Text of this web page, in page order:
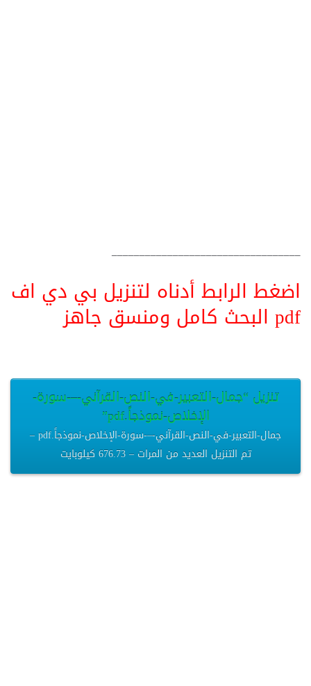
__________________________________
اضغط الرابط أدناه لتنزيل بي دي اف
pdf البحث كامل ومنسق جاهز
تنزيل “جمال-التعبير-في-النص-القرآني-–-سورة-
الإخلاص-نموذجاً.pdf”
جمال-التعبير-في-النص-القرآني-–-سورة-الإخلاص-نموذجاً.pdf –
تم التنزيل العديد من المرات – 676.73 كيلوبايت